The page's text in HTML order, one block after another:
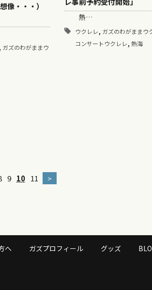
像・・・）
, ガズのわがままウ
熱…
ウクレレ, ガズのわがままウ
コンサートウクレレ, 熱海
9 10 11 >
へ ガズプロフィール グッズ